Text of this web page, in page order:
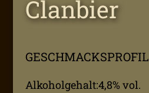
Clanbier
GESCHMACKSPROFIL
Alkoholgehalt:4,8% vol.